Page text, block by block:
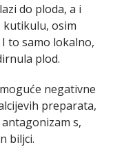
do ploda, a i
kutikulu, osim
to samo lokalno,
plod.
negativne
preparata,
s,
biljci.